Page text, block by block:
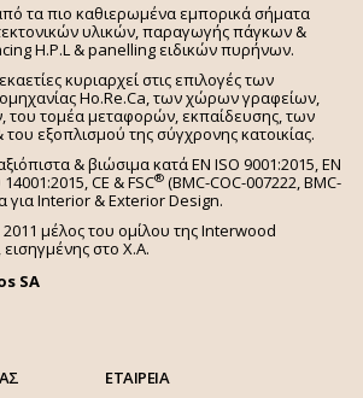
τα πιο καθιερωμένα εμπορικά σήματα
υλικών, παραγωγής πάγκων &
H.P.L & panelling ειδικών πυρήνων.
κυριαρχεί στις επιλογές των
Ho.Re.Ca, των χώρων γραφείων,
του τομέα μεταφορών, εκπαίδευσης, των
εξοπλισμού της σύγχρονης κατοικίας.
& βιώσιμα κατά EN ISO 9001:2015, EN
14001:2015,CE & FSC® (BMC-COC-007222, BMC-
για Interior & Exterior Design.
2011 μέλος του ομίλου της Interwood
στο Χ.A.
SA
ΕΤΑΙΡΕΙΑ